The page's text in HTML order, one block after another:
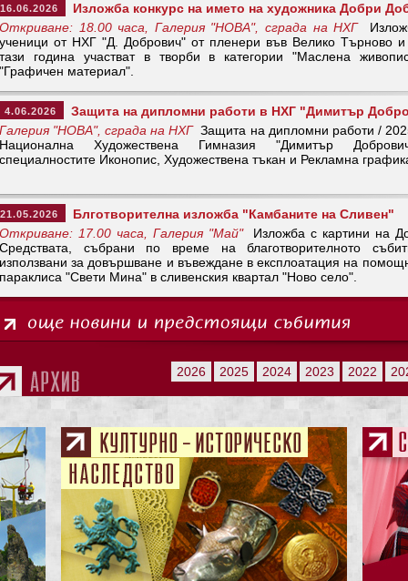
16.06.2026
Изложба конкурс на името на художника Добри
Откриване: 18.00 часа, Галерия "НОВА", сграда на НХГ
ученици от НХГ "Д. Добрович" от пленери във Велико Търново
тази година участват в творби в категории "Маслена
"Графичен материал".
4.06.2026
Защита на дипломни работи в НХГ "Димитър
Галерия "НОВА", сграда на НХГЗащита на дипломни работи /
Национална Художествена Гимназия "Димитър
специалностите Иконопис, Художествена тъкан и Рекламна
21.05.2026
Блготворителна изложба "Камбаните на Сливен"
Откриване: 17.00 часа, Галерия "Май"Изложба с картини на
Средствата, събрани по време на благотворителното
използвани за довършване и въвеждане в експлоатация на
параклиса "Свети Мина" в сливенския квартал "Ново село".
2026 2025 2024 2023 2022